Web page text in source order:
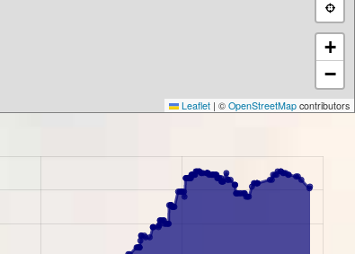
+
−
Leaflet | © OpenStreetMap contributors